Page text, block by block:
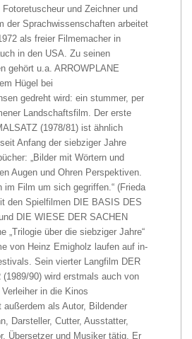
und Zeichner und
der Sprachwissenschaften arbeitet
als freier Filmemacher in
in den USA. Zu seinen
gehört u.a. ARROWPLANE
Hügel bei
gedreht wird: ein stummer, per
Landschaftsfilm. Der erste
(1978/81) ist ähnlich
Anfang der siebziger Jahre
„Bilder mit Wörtern und
Augen und Ohren Perspektiven.
Film um sich gegriffen.“ (Frieda
den Spielfilmen DIE BASIS DES
DIE WIESE DER SACHEN
„Trilogie über die siebziger Jahre“
von Heinz Emigholz laufen auf in-
Sein vierter Langfilm DER
90) wird erstmals auch von
in die Kinos
als Autor, Bildender
Darsteller, Cutter, Ausstatter,
Übersetzer und Musiker tätig. Er